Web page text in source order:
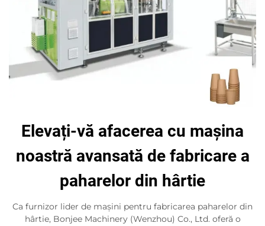
Elevați-vă afacerea cu mașina
noastră avansată de fabricare a
paharelor din hârtie
Ca furnizor lider de mașini pentru fabricarea paharelor din
hârtie, Bonjee Machinery (Wenzhou) Co., Ltd. oferă o